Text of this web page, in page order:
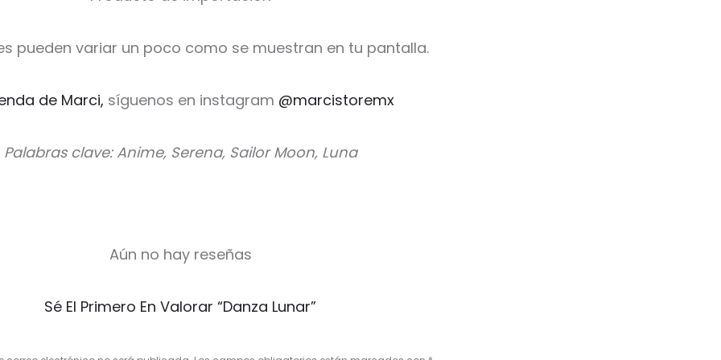
pueden variar un poco como se muestran en tu pantalla.
de Marci, síguenos en instagram @marcistoremx
Palabras clave: Anime, Serena, Sailor Moon, Luna
Aún no hay reseñas
Sé El Primero En Valorar “Danza Lunar”